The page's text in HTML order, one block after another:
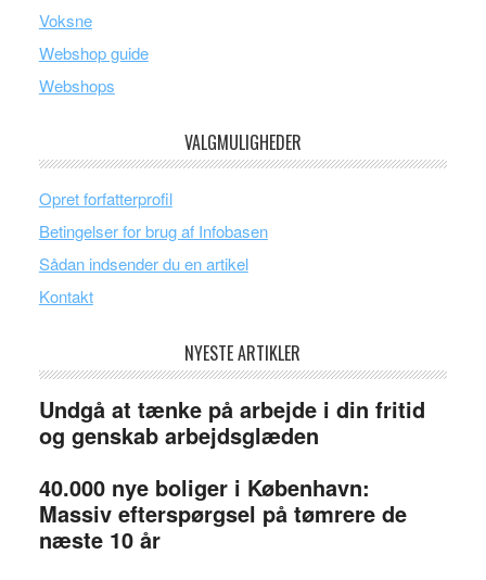
Voksne
Webshop guide
Webshops
VALGMULIGHEDER
Opret forfatterprofil
Betingelser for brug af Infobasen
Sådan indsender du en artikel
Kontakt
NYESTE ARTIKLER
Undgå at tænke på arbejde i din fritid
og genskab arbejdsglæden
40.000 nye boliger i København:
Massiv efterspørgsel på tømrere de
næste 10 år